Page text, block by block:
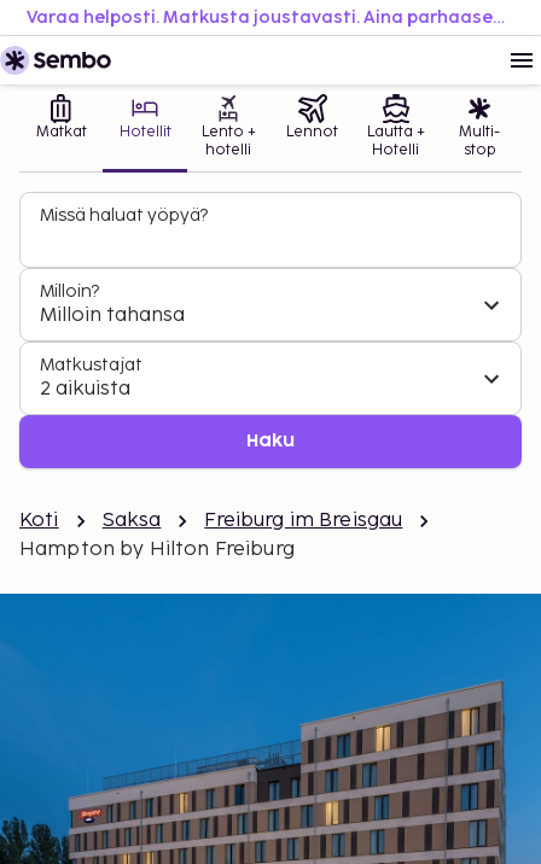
Varaa helposti. Matkusta joustavasti. Aina parhaaseen hintaan.
Matkat Hotellit
Lento +
hotelli
Lennot
Lautta +
Hotelli
Multi-
stop
Missä haluat yöpyä?
Milloin?
Milloin tahansa
Matkustajat
2 aikuista
Haku
Koti Saksa
Freiburg im Breisgau
Hampton by Hilton Freiburg